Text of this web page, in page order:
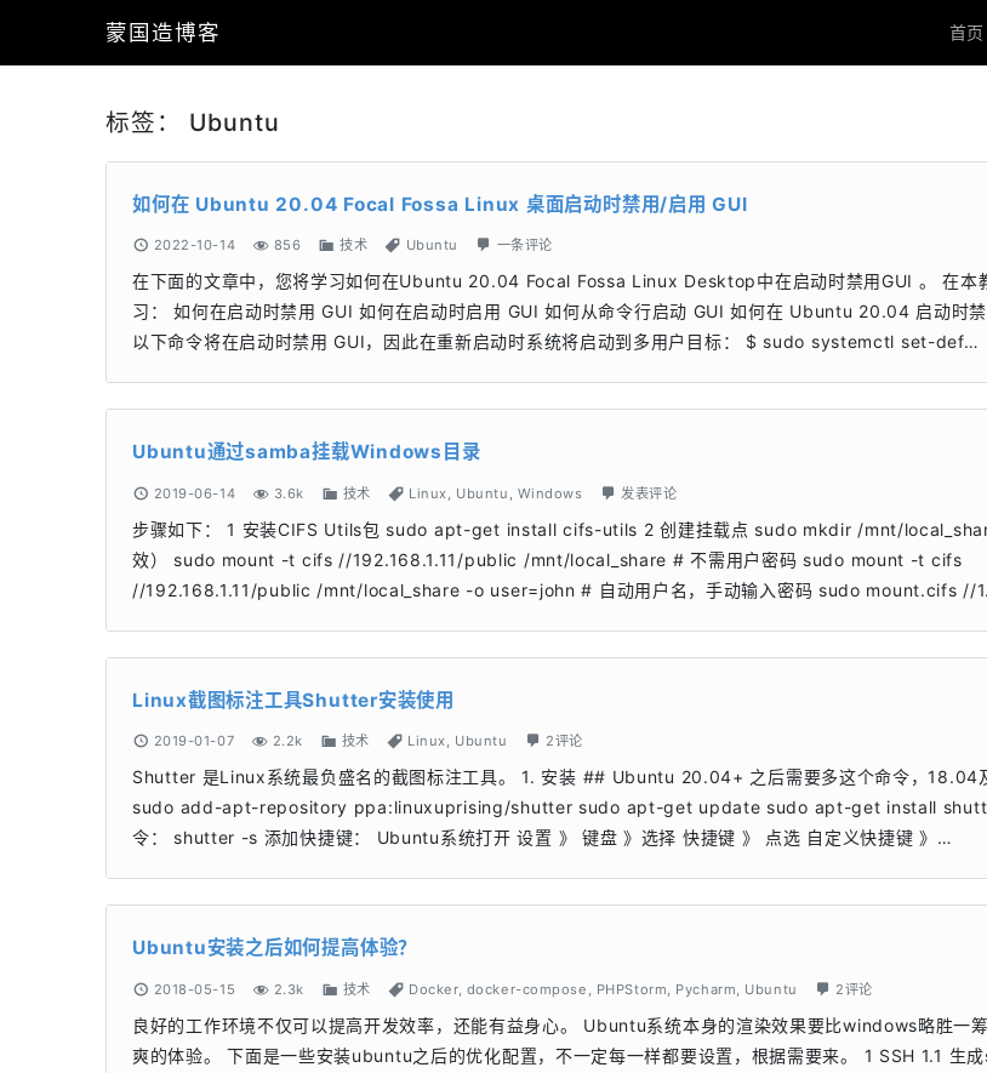
蒙国造博客 首页
标签： Ubuntu
如何在 Ubuntu 20.04 Focal Fossa Linux 桌面启动时禁用/启用 GUI
2022-10-14 856 技术 Ubuntu 一条评论
在下面的文章中，您将学习如何在Ubuntu 20.04 Focal Fossa Linux Desktop中在启动时禁用GUI 。 在本
习： 如何在启动时禁用 GUI 如何在启动时启用 GUI 如何从命令行启动 GUI 如何在 Ubuntu 20.04 启动时
以下命令将在启动时禁用 GUI，因此在重新启动时系统将启动到多用户目标： $ sudo systemctl set-def…
Ubuntu通过samba挂载Windows目录
2019-06-14 3.6k 技术 Linux Ubuntu Windows 发表评论
步骤如下： 1 安装CIFS Utils包 sudo apt-get install cifs-utils 2 创建挂载点 sudo mkdir /mnt/
效） sudo mount -t cifs //192.168.1.11/public /mnt/local_share # 不需用户密码 sudo mount -t cifs
//192.168.1.11/public /mnt/local_share -o user=john # 自动用户名，手动输入密码 sudo mount.cifs //
Linux截图标注工具Shutter安装使用
2019-01-07 2.2k 技术 Linux, Ubuntu 2评论
Shutter 是Linux系统最负盛名的截图标注工具。 1. 安装 ## Ubuntu 20.04+ 之后需要多这个命令，18.04
sudo add-apt-repository ppa:linuxuprising/shutter sudo apt-get update sudo apt-get install
令： shutter -s 添加快捷键： Ubuntu系统打开 设置 》 键盘 》选择 快捷键 》 点选 自定义快捷键 》…
Ubuntu安装之后如何提高体验？
2018-05-15 2.3k 技术 Docker, docker-compose PHPStorm Pycharm Ubuntu 2评论
良好的工作环境不仅可以提高开发效率，还能有益身心。 Ubuntu系统本身的渲染效果要比windows略胜一
爽的体验。 下面是一些安装ubuntu之后的优化配置，不一定每一样都要设置，根据需要来。 1 SSH 1.1 生成